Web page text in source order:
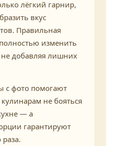
лёгкий гарнир,
вкус
Правильная
изменить
добавляя лишних
с фото помогают
не бояться
— а
гарантируют
раза.